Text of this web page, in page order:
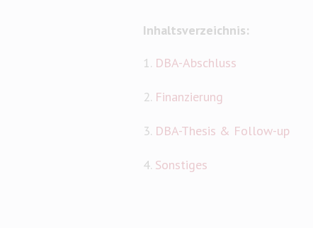
Inhaltsverzeichnis:
1. DBA-Abschluss
2. Finanzierung
3. DBA-Thesis & Follow-up
4. Sonstiges